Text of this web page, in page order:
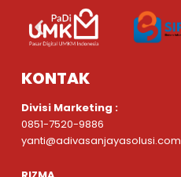
KONTAK
Divisi Marketing :
0851-7520-9886
yanti@adivasanjayasolusi.com